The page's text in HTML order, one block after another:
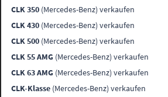
CLK 350 (Mercedes-Benz) verkaufen
CLK 430 (Mercedes-Benz) verkaufen
CLK 500 (Mercedes-Benz) verkaufen
CLK 55 AMG (Mercedes-Benz) verkaufen
CLK 63 AMG (Mercedes-Benz) verkaufen
CLK-Klasse (Mercedes-Benz) verkaufen